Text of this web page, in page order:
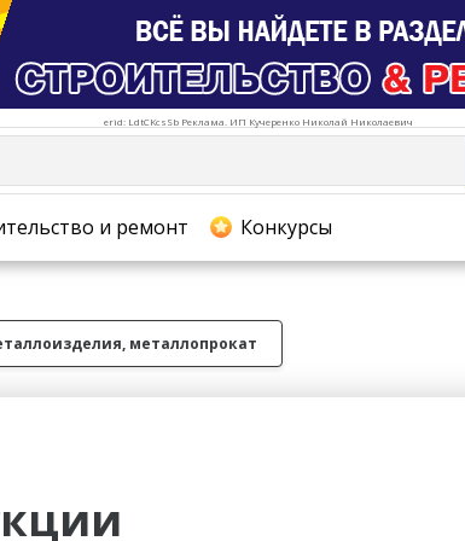
erid: LdtCKcsSb Реклама. ИП Кучеренко Николай Николаевич
и ремонт Конкурсы
металлопрокат